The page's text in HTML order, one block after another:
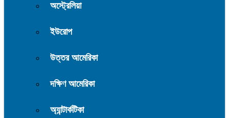
অস্ট্রেলিয়া
ইউরোপ
উত্তর আমেরিকা
দক্ষিণ আমেরিকা
অ্যান্টার্কটিকা